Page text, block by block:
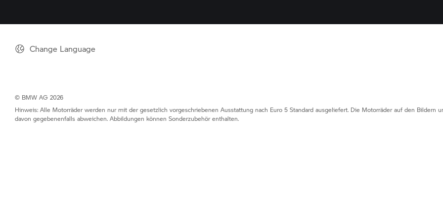
Change Language
© BMW AG 2026
Hinweis: Alle Motorräder werden nur mit der gesetzlich vorgeschriebenen Ausstattung nach Euro 5 Standard ausgeliefert. Die Motorräder auf den Bildern
davon gegebenenfalls abweichen. Abbildungen können Sonderzubehör enthalten.